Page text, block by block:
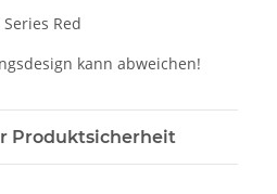
Red
kann abweichen!
Produktsicherheit